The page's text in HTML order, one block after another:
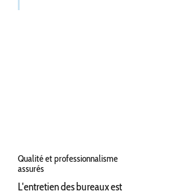
Qualité et professionnalisme
assurés
L'entretien des bureaux est